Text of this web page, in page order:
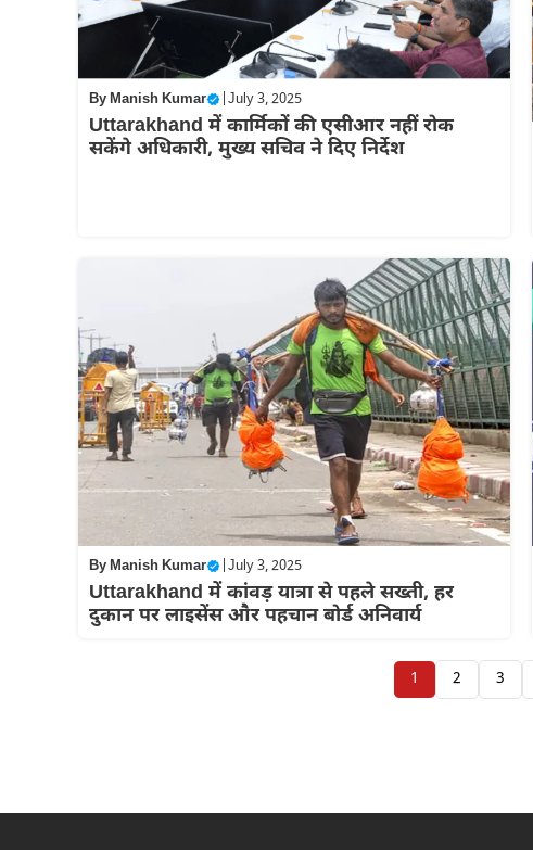
ByManish Kumar July 3, 2025
Uttarakhand में कार्मिकों की एसीआर नहीं रोक
सकेंगे अधिकारी, मुख्य सचिव ने दिए निर्देश
ByManish Kumar July 3, 2025
Uttarakhand में कांवड़ यात्रा से पहले सख्ती, हर
दुकान पर लाइसेंस और पहचान बोर्ड अनिवार्य
1 2 3